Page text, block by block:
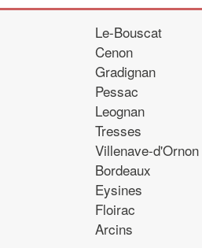
Le-Bouscat
Cenon
Gradignan
Pessac
Leognan
Tresses
Villenave-d'Ornon
Bordeaux
Eysines
Floirac
Arcins